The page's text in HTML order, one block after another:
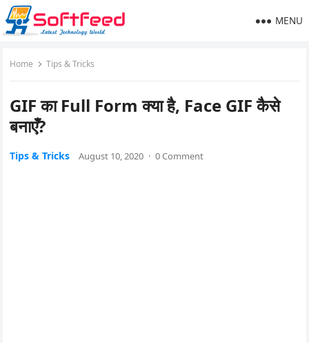
MENU
Home Tips & Tricks
GIF का Full Form क्या है, Face GIF कैसे
बनाएँ?
Tips & Tricks August 10, 2020 · 0 Comment